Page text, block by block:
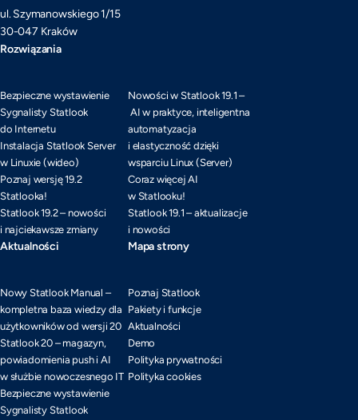
ul. Szymanowskiego 1/15
30-047 Kraków
Rozwiązania
Bezpieczne wystawienie
Sygnalisty Statlook
do Internetu
Instalacja Statlook Server
w Linuxie (wideo)
Poznaj wersję 19.2
Statlooka!
Statlook 19.2 – nowości
i najciekawsze zmiany
Nowości w Statlook 19.1 –
AI w praktyce, inteligentna
automatyzacja
i elastyczność dzięki
wsparciu Linux (Server)
Coraz więcej AI
w Statlooku!
Statlook 19.1 – aktualizacje
i nowości
Aktualności
Nowy Statlook Manual –
kompletna baza wiedzy dla
użytkowników od wersji 20
Statlook 20 – magazyn,
powiadomienia push i AI
w służbie nowoczesnego IT
Bezpieczne wystawienie
Sygnalisty Statlook
Mapa strony
Poznaj Statlook
Pakiety i funkcje
Aktualności
Demo
Polityka prywatności
Polityka cookies